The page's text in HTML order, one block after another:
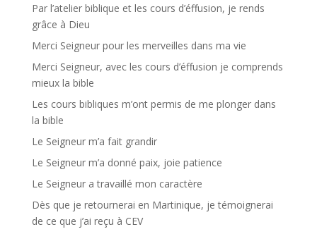
Par l’atelier biblique et les cours d’éffusion, je rends
grâce à Dieu
Merci Seigneur pour les merveilles dans ma vie
Merci Seigneur, avec les cours d’éffusion je comprends
mieux la bible
Les cours bibliques m’ont permis de me plonger dans
la bible
Le Seigneur m’a fait grandir
Le Seigneur m’a donné paix, joie patience
Le Seigneur a travaillé mon caractère
Dès que je retournerai en Martinique, je témoignerai
de ce que j’ai reçu à CEV